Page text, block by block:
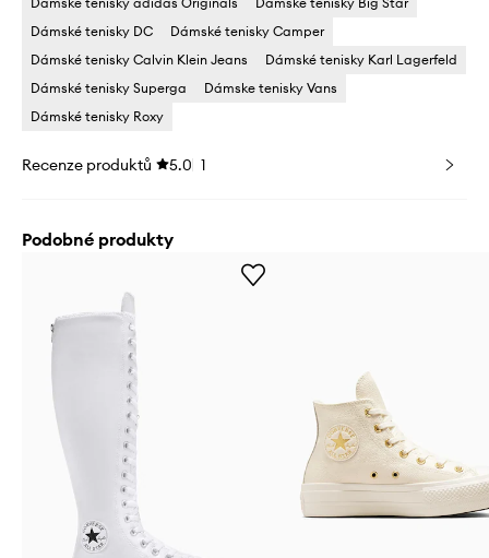
Dámské tenisky DC
Dámské tenisky Camper
Dámské tenisky Calvin Klein Jeans
Dámské tenisky Karl Lagerfeld
Dámské tenisky Superga
Dámske tenisky Vans
Dámské tenisky Roxy
Recenze produktů 5.0 1
Podobné produkty